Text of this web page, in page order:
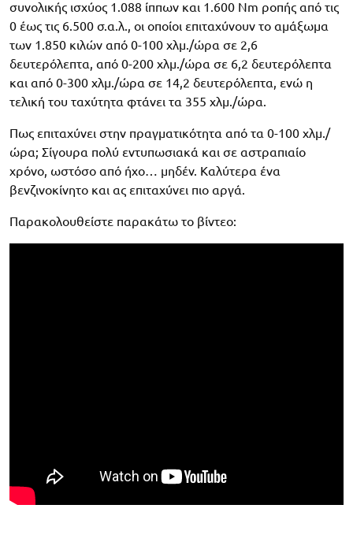
συνολικής ισχύος 1.088 ίππων και 1.600 Nm ροπής από τις
0 έως τις 6.500 σ.α.λ., οι οποίοι επιταχύνουν το αμάξωμα
των 1.850 κιλών από 0-100 χλμ./ώρα σε 2,6
δευτερόλεπτα, από 0-200 χλμ./ώρα σε 6,2 δευτερόλεπτα
και από 0-300 χλμ./ώρα σε 14,2 δευτερόλεπτα, ενώ η
τελική του ταχύτητα φτάνει τα 355 χλμ./ώρα.
Πως επιταχύνει στην πραγματικότητα από τα 0-100 χλμ./
ώρα; Σίγουρα πολύ εντυπωσιακά και σε αστραπιαίο
χρόνο, ωστόσο από ήχο… μηδέν. Καλύτερα ένα
βενζινοκίνητο και ας επιταχύνει πιο αργά.
Παρακολουθείστε παρακάτω το βίντεο: